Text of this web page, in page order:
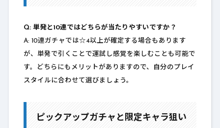
Q: 単発と10連ではどちらが当たりやすいですか？
A: 10連ガチャでは☆4以上が確定する場合もあります
が、単発で引くことで運試し感覚を楽しむことも可能で
す。どちらにもメリットがありますので、自分のプレイ
スタイルに合わせて選びましょう。
ピックアップガチャと限定キャラ狙い